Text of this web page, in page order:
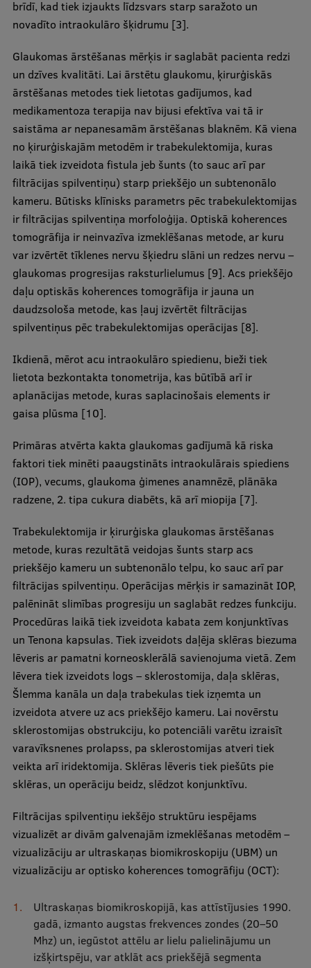
Zinātniskie institūti un laboratorijas
RSU zinātnes portāls
Zinātnes ietekme
Pētniecības platformas
Doktorantūras skola
Pētniecības pakalpojumi
Pētniecības projekti
Zinātnieku brokastis
Vertikāli integrētie projekti
Zinātniskās konferences
Inovāciju centrs
Starptautiskā sadarbība
Starptautiskie projekti
Starptautiskie sadarbības partneri
EURAXESS RSU kontaktpunkts
EATRIS koordinators Latvijā
brīdī, kad tiek izjaukts līdzsvars starp saražoto un
novadīto intraokulāro šķidrumu [3].
Glaukomas ārstēšanas mērķis ir saglabāt pacienta redzi
un dzīves kvalitāti. Lai ārstētu glaukomu, ķirurģiskās
ārstēšanas metodes tiek lietotas gadījumos, kad
medikamentoza terapija nav bijusi efektīva vai tā ir
saistāma ar nepanesamām ārstēšanas blaknēm. Kā viena
no ķirurģiskajām metodēm ir trabekulektomija, kuras
laikā tiek izveidota fistula jeb šunts (to sauc arī par
filtrācijas spilventiņu) starp priekšējo un subtenonālo
kameru. Būtisks klīnisks parametrs pēc trabekulektomijas
ir filtrācijas spilventiņa morfoloģija. Optiskā koherences
tomogrāfija ir neinvazīva izmeklēšanas metode, ar kuru
var izvērtēt tīklenes nervu šķiedru slāni un redzes nervu –
glaukomas progresijas raksturlielumus [9]. Acs priekšējo
daļu optiskās koherences tomogrāfija ir jauna un
daudzsološa metode, kas ļauj izvērtēt filtrācijas
spilventiņus pēc trabekulektomijas operācijas [8].
Ikdienā, mērot acu intraokulāro spiedienu, bieži tiek
lietota bezkontakta tonometrija, kas būtībā arī ir
aplanācijas metode, kuras saplacinošais elements ir
gaisa plūsma [10].
Primāras atvērta kakta glaukomas gadījumā kā riska
faktori tiek minēti paaugstināts intraokulārais spiediens
(IOP), vecums, glaukoma ģimenes anamnēzē, plānāka
radzene, 2. tipa cukura diabēts, kā arī miopija [7].
Trabekulektomija ir ķirurģiska glaukomas ārstēšanas
metode, kuras rezultātā veidojas šunts starp acs
priekšējo kameru un subtenonālo telpu, ko sauc arī par
filtrācijas spilventiņu. Operācijas mērķis ir samazināt IOP,
palēnināt slimības progresiju un saglabāt redzes funkciju.
Procedūras laikā tiek izveidota kabata zem konjunktīvas
un Tenona kapsulas. Tiek izveidots daļēja sklēras biezuma
lēveris ar pamatni korneosklerālā savienojuma vietā. Zem
lēvera tiek izveidots logs – sklerostomija, daļa sklēras,
Šlemma kanāla un daļa trabekulas tiek izņemta un
izveidota atvere uz acs priekšējo kameru. Lai novērstu
sklerostomijas obstrukciju, ko potenciāli varētu izraisīt
varavīksnenes prolapss, pa sklerostomijas atveri tiek
veikta arī iridektomija. Sklēras lēveris tiek piešūts pie
sklēras, un operāciju beidz, slēdzot konjunktīvu.
Filtrācijas spilventiņu iekšējo struktūru iespējams
vizualizēt ar divām galvenajām izmeklēšanas metodēm –
vizualizāciju ar ultraskaņas biomikroskopiju (UBM) un
vizualizāciju ar optisko koherences tomogrāfiju (OCT):
Ultraskaņas biomikroskopijā, kas attīstījusies 1990.
gadā, izmanto augstas frekvences zondes (20–50
Mhz) un, iegūstot attēlu ar lielu palielinājumu un
izšķirtspēju, var atklāt acs priekšējā segmenta